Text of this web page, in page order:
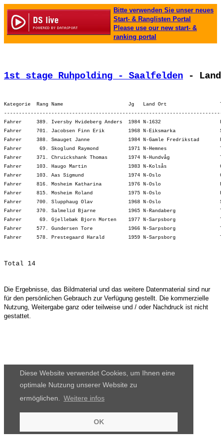
Diese Website verwendet Cookies, um Ihnen eine
optimale Nutzung unserer Website zu
ermöglichen.
Weitere infos
OK
Bitte verwenden Sie unser neues
Start- & Ranglisten Portal
Please use our new start- &
ranking portal
1st stage Ruhpolding - Saalfelden -
Kategorie  Rang Name                      Jg   Land Ort
Fahrer     389. Iversby Hvideberg Anders  1984 N-1632
Fahrer     701. Jacobsen Finn Erik        1968 N-Eiksmarka
Fahrer     388. Smauget Janne             1984 N-Gamle Fredrikstad
Fahrer      69. Skoglund Raymond          1971 N-Hemnes
Fahrer     371. Chruickshank Thomas       1974 N-Hundvåg
Fahrer     103. Haugo Martin              1983 N-Kolsås
Fahrer     103. Aas Sigmund               1974 N-Oslo
Fahrer     816. Mosheim Katharina         1976 N-Oslo
Fahrer     815. Mosheim Roland            1975 N-Oslo
Fahrer     700. Slupphaug Olav            1968 N-Oslo
Fahrer     370. Salmelid Bjarne           1965 N-Randaberg
Fahrer      69. Gjellebæk Bjorn Morten    1977 N-Sarpsborg
Fahrer     577. Gundersen Tore            1966 N-Sarpsborg
Die Ergebnisse, das Bildmaterial und das weitere Datenmaterial sind nur
für den persönlichen Gebrauch zur Verfügung gestellt. Die kommerzielle
Nutzung, Weitergabe ganz oder teilweise und / oder Nachdruck ist nicht
gestattet.